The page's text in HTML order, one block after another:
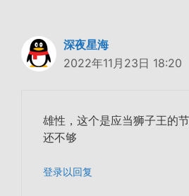
深夜星海
2022年11月23日 18:20
雄性，这个是应当狮子王的
还不够
登录以回复